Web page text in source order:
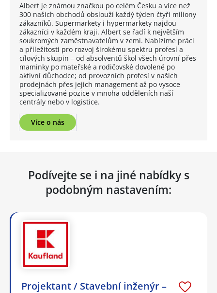
Albert je známou značkou po celém Česku a více než
300 našich obchodů obslouží každý týden čtyři miliony
zákazníků. Supermarkety i hypermarkety najdou
zákazníci v každém kraji. Albert se řadí k největším
soukromých zaměstnavatelům v zemi. Nabízíme práci
a příležitosti pro rozvoj širokému spektru profesí a
cílových skupin – od absolventů škol všech úrovní přes
maminky po mateřské a rodičovské dovolené po
aktivní důchodce; od provozních profesí v našich
prodejnách přes jejich management až po vysoce
specializované pozice v mnoha odděleních naší
centrály nebo v logistice.
Více o nás
Podívejte se i na jiné nabídky s
podobným nastavením:
Projektant / Stavební inženýr –